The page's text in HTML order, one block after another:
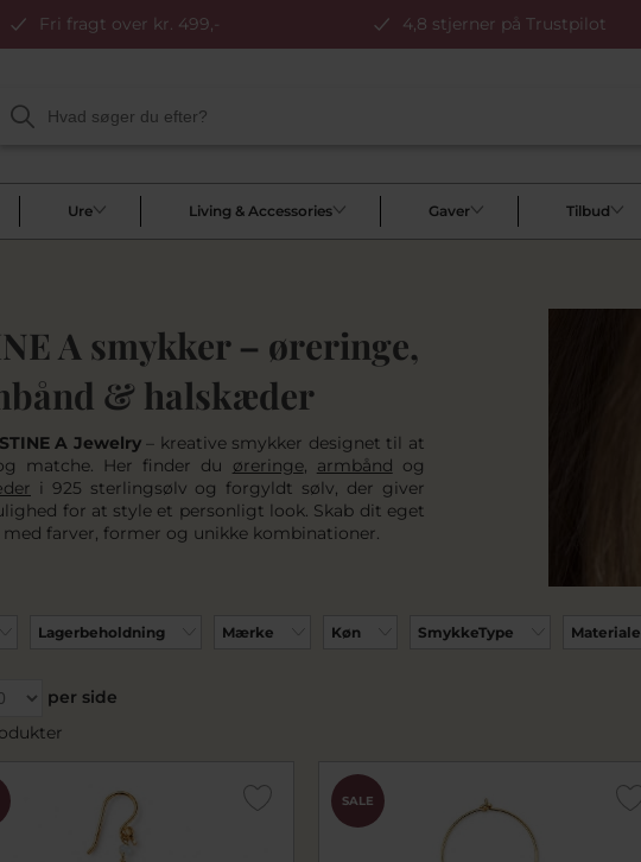
Fri fragt over kr. 499,- 4,8 stjerner på Trustpilot
Ure Living & Accessories Gaver Tilbud
A smykker – øreringe,
& halskæder
STINE A Jewelry– kreative smykker designet til at
matche. Her finder du øreringe, armbånd og
i 925 sterlingsølv og forgyldt sølv, der giver
for at style et personligt look. Skab dit eget
farver, former og unikke kombinationer.
Lagerbeholdning Mærke Køn SmykkeType Materiale
per side
SALE